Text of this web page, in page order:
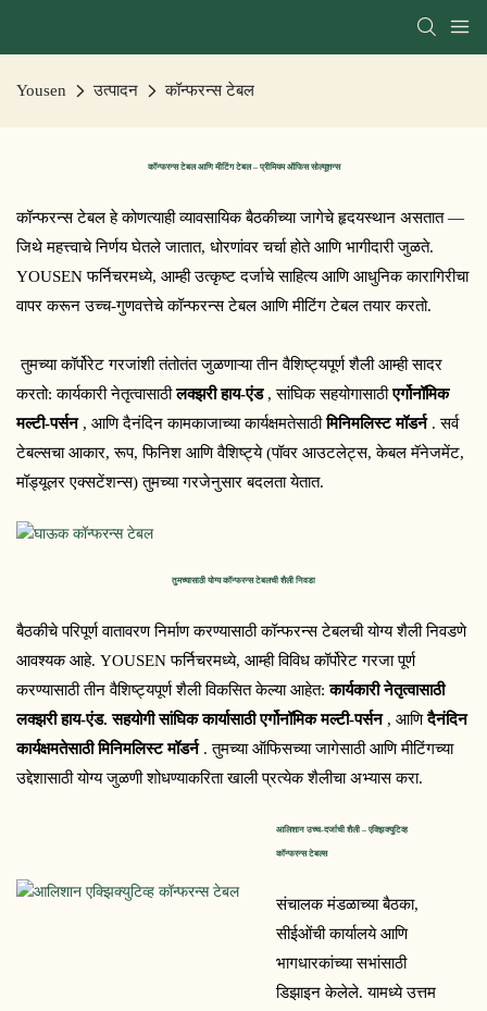
Yousen उत्पादन कॉन्फरन्स टेबल
कॉन्फरन्स टेबल आणि मीटिंग टेबल – प्रीमियम ऑफिस सोल्यूशन्स
कॉन्फरन्स टेबल हे कोणत्याही व्यावसायिक बैठकीच्या जागेचे हृदयस्थान असतात —
जिथे महत्त्वाचे निर्णय घेतले जातात, धोरणांवर चर्चा होते आणि भागीदारी जुळते.
YOUSEN फर्निचरमध्ये, आम्ही उत्कृष्ट दर्जाचे साहित्य आणि आधुनिक कारागिरीचा
वापर करून उच्च-गुणवत्तेचे कॉन्फरन्स टेबल आणि मीटिंग टेबल तयार करतो.
तुमच्या कॉर्पोरेट गरजांशी तंतोतंत जुळणाऱ्या तीन वैशिष्ट्यपूर्ण शैली आम्ही सादर
करतो: कार्यकारी नेतृत्वासाठी लक्झरी हाय-एंड , सांघिक सहयोगासाठी एर्गोनॉमिक
मल्टी-पर्सन , आणि दैनंदिन कामकाजाच्या कार्यक्षमतेसाठी मिनिमलिस्ट मॉडर्न . सर्व
टेबल्सचा आकार, रूप, फिनिश आणि वैशिष्ट्ये (पॉवर आउटलेट्स, केबल मॅनेजमेंट,
मॉड्यूलर एक्सटेंशन्स) तुमच्या गरजेनुसार बदलता येतात.
तुमच्यासाठी योग्य कॉन्फरन्स टेबलची शैली निवडा
बैठकीचे परिपूर्ण वातावरण निर्माण करण्यासाठी कॉन्फरन्स टेबलची योग्य शैली निवडणे
आवश्यक आहे. YOUSEN फर्निचरमध्ये, आम्ही विविध कॉर्पोरेट गरजा पूर्ण
करण्यासाठी तीन वैशिष्ट्यपूर्ण शैली विकसित केल्या आहेत: कार्यकारी नेतृत्वासाठी
लक्झरी हाय-एंड. सहयोगी सांघिक कार्यासाठी एर्गोनॉमिक मल्टी-पर्सन , आणि दैनंदिन
कार्यक्षमतेसाठी मिनिमलिस्ट मॉडर्न . तुमच्या ऑफिसच्या जागेसाठी आणि मीटिंगच्या
उद्देशासाठी योग्य जुळणी शोधण्याकरिता खाली प्रत्येक शैलीचा अभ्यास करा.
आलिशान उच्च-दर्जाची शैली – एक्झिक्युटिव्ह
कॉन्फरन्स टेबल्स
संचालक मंडळाच्या बैठका,
सीईओंची कार्यालये आणि
भागधारकांच्या सभांसाठी
डिझाइन केलेले. यामध्ये उत्तम